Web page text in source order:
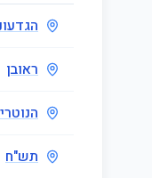
ראובן
תש"ח